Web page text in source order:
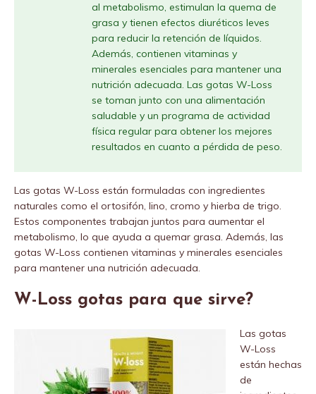
al metabolismo, estimulan la quema de
grasa y tienen efectos diuréticos leves
para reducir la retención de líquidos.
Además, contienen vitaminas y
minerales esenciales para mantener una
nutrición adecuada. Las gotas W-Loss
se toman junto con una alimentación
saludable y un programa de actividad
física regular para obtener los mejores
resultados en cuanto a pérdida de peso.
Las gotas W-Loss están formuladas con ingredientes
naturales como el ortosifón, lino, cromo y hierba de trigo.
Estos componentes trabajan juntos para aumentar el
metabolismo, lo que ayuda a quemar grasa. Además, las
gotas W-Loss contienen vitaminas y minerales esenciales
para mantener una nutrición adecuada.
W-Loss gotas para que sirve?
Las gotas
W-Loss
están hechas
de